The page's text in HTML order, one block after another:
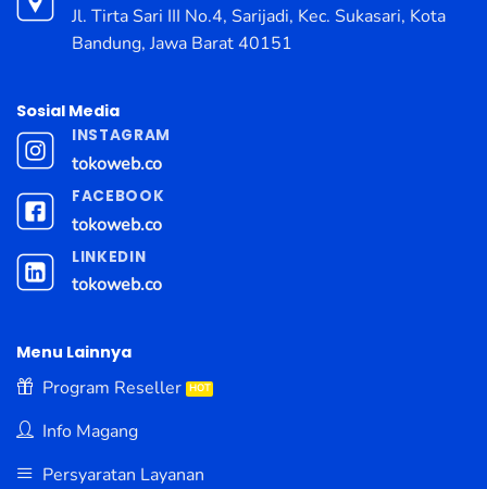
Jl. Tirta Sari III No.4, Sarijadi, Kec. Sukasari, Kota
Bandung, Jawa Barat 40151
Sosial Media
INSTAGRAM
tokoweb.co
FACEBOOK
tokoweb.co
LINKEDIN
tokoweb.co
Menu Lainnya
Program Reseller
Info Magang
Persyaratan Layanan